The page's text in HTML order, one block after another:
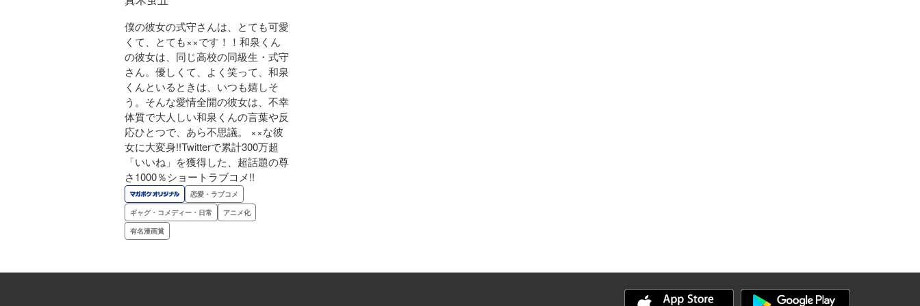
僕の彼女の式守さんは、とても可愛
くて、とても××です！！和泉くん
の彼女は、同じ高校の同級生・式守
さん。優しくて、よく笑って、和泉
くんといるときは、いつも嬉しそ
う。そんな愛情全開の彼女は、不幸
体質で大人しい和泉くんの言葉や反
応ひとつで、あら不思議。 ××な彼
女に大変身!!Twitterで累計300万超
「いいね」を獲得した、超話題の尊
さ1000％ショートラブコメ!!
恋愛・ラブコメ
ギャグ・コメディー・日常
アニメ化
有名漫画賞